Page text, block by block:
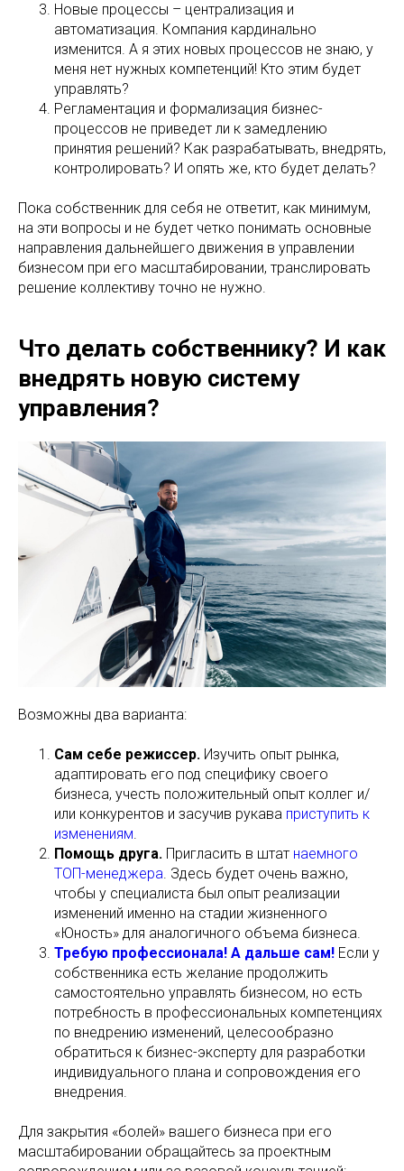
Новые процессы – централизация и
автоматизация. Компания кардинально
изменится. А я этих новых процессов не знаю, у
меня нет нужных компетенций! Кто этим будет
управлять?
Регламентация и формализация бизнес-
процессов не приведет ли к замедлению
принятия решений? Как разрабатывать, внедрять,
контролировать? И опять же, кто будет делать?
Пока собственник для себя не ответит, как минимум,
на эти вопросы и не будет четко понимать основные
направления дальнейшего движения в управлении
бизнесом при его масштабировании, транслировать
решение коллективу точно не нужно.
Что делать собственнику? И как
внедрять новую систему
управления?
Возможны два варианта:
Сам себе режиссер. Изучить опыт рынка,
адаптировать его под специфику своего
бизнеса, учесть положительный опыт коллег и/
или конкурентов и засучив рукава приступить к
изменениям
Помощь друга. Пригласить в штат наемного
ТОП-менеджера . Здесь будет очень важно,
чтобы у специалиста был опыт реализации
изменений именно на стадии жизненного
«Юность» для аналогичного объема бизнеса.
Требую профессионала! А дальше сам! Если у
собственника есть желание продолжить
самостоятельно управлять бизнесом, но есть
потребность в профессиональных компетенциях
по внедрению изменений, целесообразно
обратиться к бизнес-эксперту для разработки
индивидуального плана и сопровождения его
внедрения.
Для закрытия «болей» вашего бизнеса при его
масштабировании обращайтесь за проектным